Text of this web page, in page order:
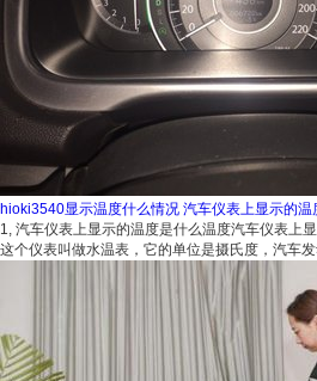
hioki3540显示温度什么情况 汽车仪表上显示的温
1, 汽车仪表上显示的温度是什么温度汽车仪表上
这个仪表叫做水温表，它的单位是摄氏度，汽车